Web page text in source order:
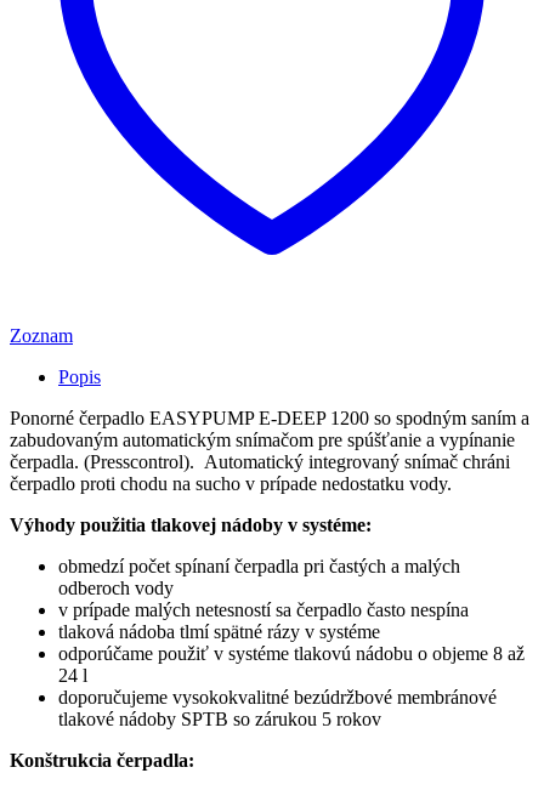
Zoznam
Popis
Ponorné čerpadlo EASYPUMP E-DEEP 1200 so spodným saním a
zabudovaným automatickým snímačom pre spúšťanie a vypínanie
čerpadla. (Presscontrol). Automatický integrovaný snímač chráni
čerpadlo proti chodu na sucho v prípade nedostatku vody.
Výhody použitia tlakovej nádoby v systéme:
obmedzí počet spínaní čerpadla pri častých a malých
odberoch vody
v prípade malých netesností sa čerpadlo často nespína
tlaková nádoba tlmí spätné rázy v systéme
odporúčame použiť v systéme tlakovú nádobu o objeme 8 až
24 l
doporučujeme vysokokvalitné bezúdržbové membránové
tlakové nádoby SPTB so zárukou 5 rokov
Konštrukcia čerpadla: